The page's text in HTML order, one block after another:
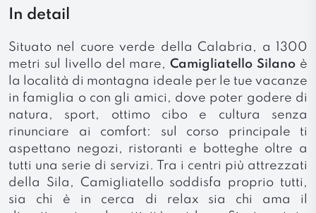
In detail
Situato nel cuore verde della Calabria, a 1300
metri sul livello del mare,Camigliatello Silano è
la località di montagna ideale per le tue vacanze
in famiglia o con gli amici, dove poter godere di
natura, sport, ottimo cibo e cultura senza
rinunciare ai comfort: sul corso principale ti
aspettano negozi, ristoranti e botteghe oltre a
tutti una serie di servizi. Tra i centri più attrezzati
della Sila, Camigliatello soddisfa proprio tutti,
sia chi è in cerca di relax sia chi ama il